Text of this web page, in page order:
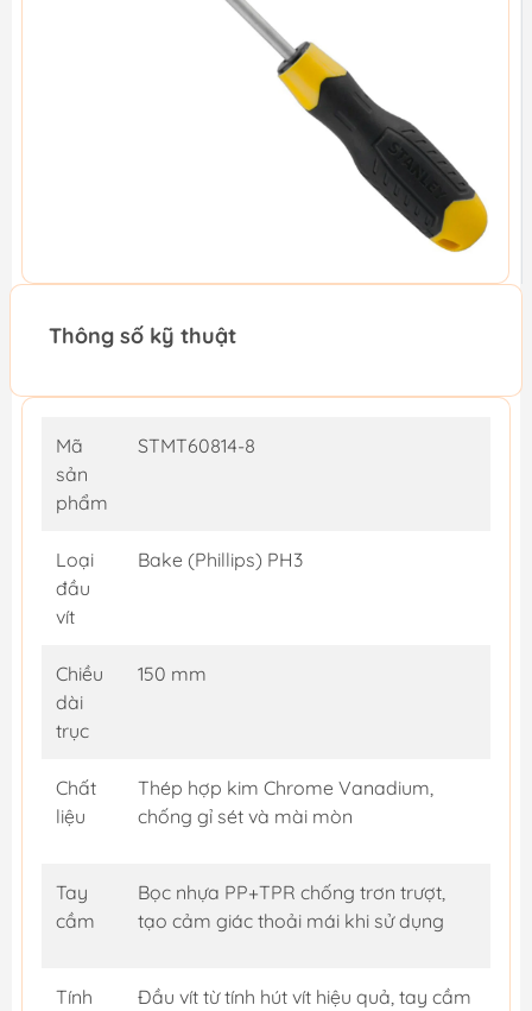
Thông số kỹ thuật
Mã
sản
phẩm
STMT60814-8
Loại
đầu
vít
Bake (Phillips) PH3
Chiều
dài
trục
150 mm
Chất
liệu
Thép hợp kim Chrome Vanadium,
chống gỉ sét và mài mòn
Tay
cầm
Bọc nhựa PP+TPR chống trơn trượt,
tạo cảm giác thoải mái khi sử dụng
Tính
Đầu vít từ tính hút vít hiệu quả, tay cầm